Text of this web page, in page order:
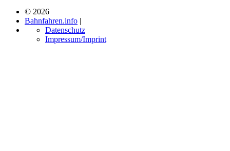
© 2026
Bahnfahren.info |
Datenschutz
Impressum/Imprint